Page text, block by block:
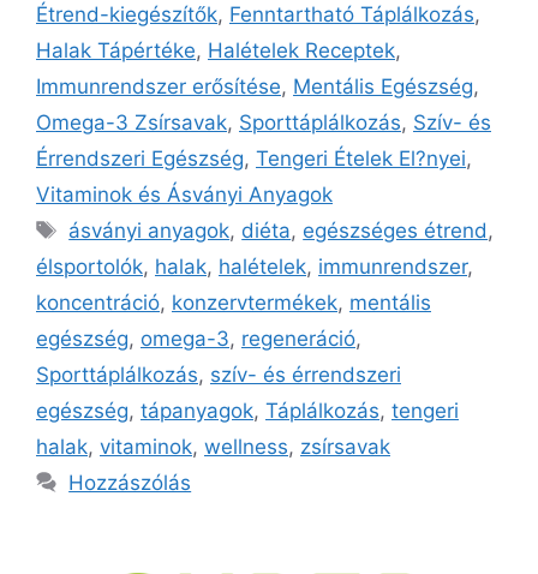
Étrend-kiegészítők, Fenntartható Táplálkozás,
Halak Tápértéke, Halételek Receptek,
Immunrendszer erősítése, Mentális Egészség,
Omega-3 Zsírsavak, Sporttáplálkozás, Szív- és
Érrendszeri Egészség, Tengeri Ételek El?nyei,
Vitaminok és Ásványi Anyagok
ásványi anyagok, diéta, egészséges étrend ,
élsportolók, halak, halételek, immunrendszer,
koncentráció, konzervtermékek, mentális
egészség, omega-3, regeneráció,
Sporttáplálkozás, szív- és érrendszeri
egészség, tápanyagok, Táplálkozás, tengeri
halak, vitaminok, wellness, zsírsavak
Hozzászólás